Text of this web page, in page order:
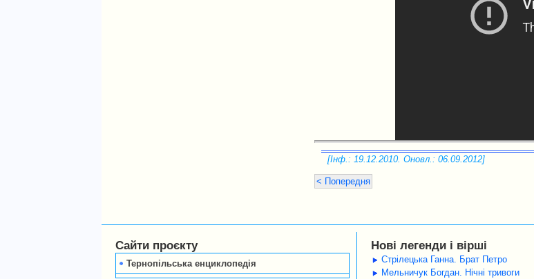
[Інф.: 19.12.2010. Оновл.: 06.09.2012]
< Попередня
Сайти проєкту
Тернопільська енциклопедія
Нові легенди і вірші
Стрілецька Ганна. Брат Петро
Мельничук Богдан. Нічні тривоги